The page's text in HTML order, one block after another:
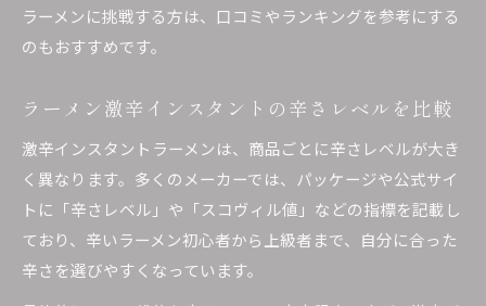
ラーメンに挑戦する方は、口コミやランキングを参考にする
のもおすすめです。
ラーメン激辛インスタントの辛さレベルを比較
激辛インスタントラーメンは、商品ごとに辛さレベルが大き
く異なります。多くのメーカーでは、パッケージや公式サイ
トに「辛さレベル」や「スコヴィル値」などの指標を記載し
ており、辛いラーメン初心者から上級者まで、自分に合った
辛さを選びやすくなっています。